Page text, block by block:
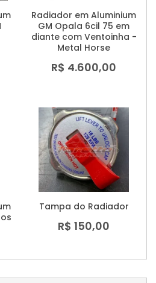
Radiador em Aluminium
GM Opala 6cil 75 em
diante com Ventoinha -
Metal Horse
R$ 4.600,00
Tampa do Radiador
R$ 150,00